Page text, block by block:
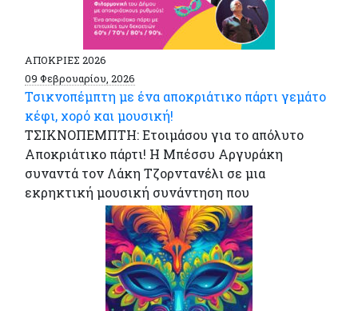
ΑΠΟΚΡΙΕΣ 2026
09 Φεβρουαρίου, 2026
Τσικνοπέμπτη με ένα αποκριάτικο πάρτι γεμάτο
κέφι, χορό και μουσική!
ΤΣΙΚΝΟΠΕΜΠΤΗ: Ετοιμάσου για το απόλυτο
Αποκριάτικο πάρτι! Η Μπέσσυ Αργυράκη
συναντά τον Λάκη Τζορντανέλι σε μια
εκρηκτική μουσική συνάντηση που